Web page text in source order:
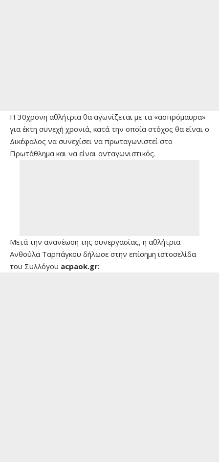
Η 30χρονη αθλήτρια θα αγωνίζεται με τα «ασπρόμαυρα»
για έκτη συνεχή χρονιά, κατά την οποία στόχος θα είναι ο
Δικέφαλος να συνεχίσει να πρωταγωνιστεί στο
Πρωτάθλημα και να είναι ανταγωνιστικός.
Μετά την ανανέωση της συνεργασίας, η αθλήτρια
Ανθούλα Ταρπάγκου δήλωσε στην επίσημη ιστοσελίδα
του Συλλόγου acpaok.gr: